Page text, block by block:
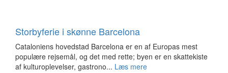
Storbyferie i skønne Barcelona
Cataloniens hovedstad Barcelona er en af Europas mest
populære rejsemål, og det med rette; byen er en skattekiste
af kulturoplevelser, gastrono... Læs mere